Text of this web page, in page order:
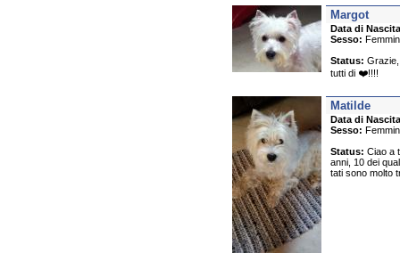
Margot
Data di
Sesso:
Status:
tutti di ❤️!!!!
Matilde
Data di
Sesso:
Status: Ciao a
anni, 10 dei
tati sono molto